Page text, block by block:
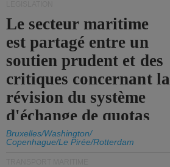
Le secteur maritime
est partagé entre un
soutien prudent et des
critiques concernant la
révision du système
d'échange de quotas
d'émission de l'UE.
Bruxelles/Washington/
Copenhague/Le Pirée/Rotterdam